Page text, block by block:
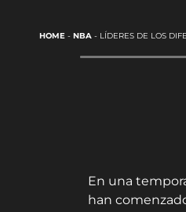
HOME- NBA- LÍDERES DE LOS
En una
han